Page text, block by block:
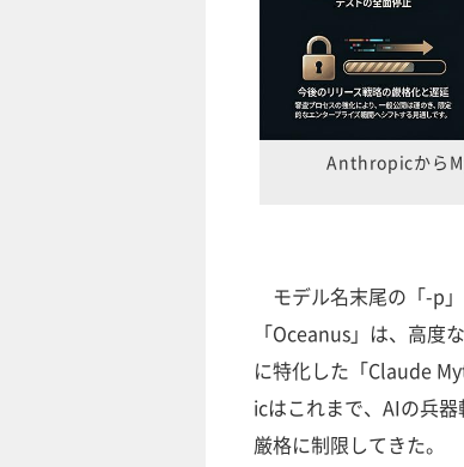
Anthropicから
モデル名末尾の「-p
「Oceanus」は、高度
に特化した「Claude
icはこれまで、AIの兵
厳格に制限してきた。